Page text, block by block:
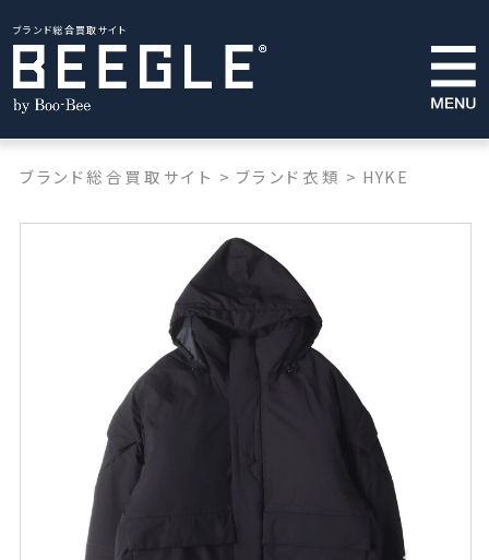
ブランド総合買取サイト
ブランド総合買取サイト > ブランド衣類 > HYKE